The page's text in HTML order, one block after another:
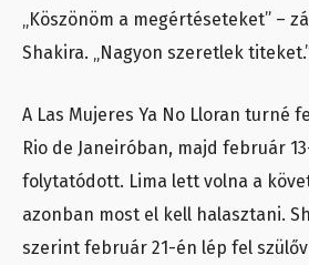
„Köszönöm a megértéseteket” –
Shakira. „Nagyon szeretlek
A Las Mujeres Ya No Lloran turné
Rio de Janeiróban, majd február
folytatódott. Lima lett volna a
azonban most el kell halasztani.
szerint február 21-én lép fel